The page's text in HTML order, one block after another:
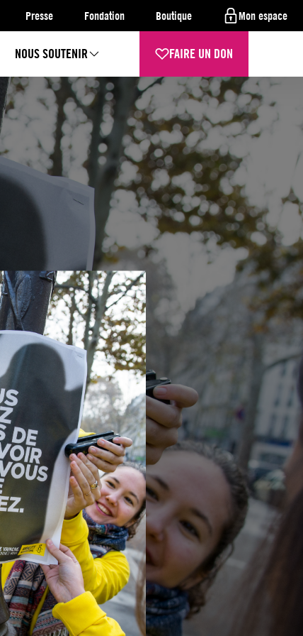
Presse Fondation Boutique Mon espace
NOUS SOUTENIR FAIRE UN DON